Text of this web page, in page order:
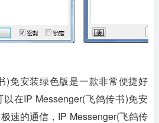
)免安装绿色版是一款非常便捷好
在IP Messenger(飞鸽传书)免安
速的通信，IP Messenger(飞鸽传